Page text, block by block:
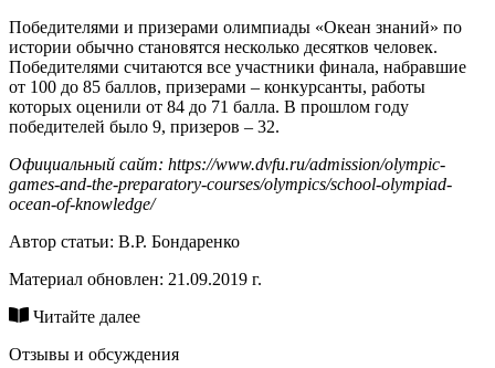
Победителями и призерами олимпиады «Океан знаний» по
истории обычно становятся несколько десятков человек.
Победителями считаются все участники финала, набравшие
от 100 до 85 баллов, призерами – конкурсанты, работы
которых оценили от 84 до 71 балла. В прошлом году
победителей было 9, призеров – 32.
Официальный сайт: https://www.dvfu.ru/admission/olympic-
games-and-the-preparatory-courses/olympics/school-olympiad-
ocean-of-knowledge/
Автор статьи: В.Р. Бондаренко
Материал обновлен: 21.09.2019 г.
Читайте далее
Отзывы и обсуждения